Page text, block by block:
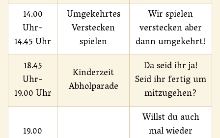
14.00
Uhr-
14.45 Uhr
Umgekehrtes
Verstecken
spielen
Wir spielen
verstecken aber
dann umgekehrt!
18.45
Uhr-
19.00 Uhr
Kinderzeit
Abholparade
Da seid ihr ja!
Seid ihr fertig um
mitzugehen?
19.00
Willst du auch
mal wieder